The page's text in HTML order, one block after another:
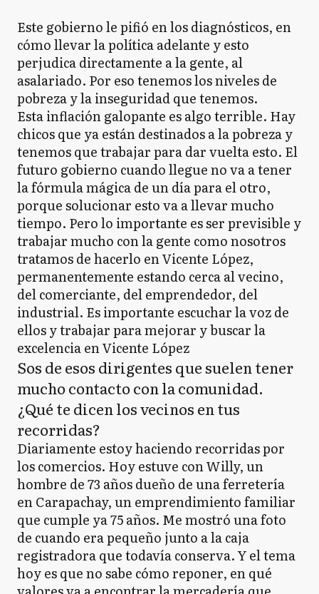
Este gobierno le pifió en los diagnósticos, en
cómo llevar la política adelante y esto
perjudica directamente a la gente, al
asalariado. Por eso tenemos los niveles de
pobreza y la inseguridad que tenemos.
Esta inflación galopante es algo terrible. Hay
chicos que ya están destinados a la pobreza y
tenemos que trabajar para dar vuelta esto. El
futuro gobierno cuando llegue no va a tener
la fórmula mágica de un día para el otro,
porque solucionar esto va a llevar mucho
tiempo. Pero lo importante es ser previsible y
trabajar mucho con la gente como nosotros
tratamos de hacerlo en Vicente López,
permanentemente estando cerca al vecino,
del comerciante, del emprendedor, del
industrial. Es importante escuchar la voz de
ellos y trabajar para mejorar y buscar la
excelencia en Vicente López
Sos de esos dirigentes que suelen tener
mucho contacto con la comunidad.
¿Qué te dicen los vecinos en tus
recorridas?
Diariamente estoy haciendo recorridas por
los comercios. Hoy estuve con Willy, un
hombre de 73 años dueño de una ferretería
en Carapachay, un emprendimiento familiar
que cumple ya 75 años. Me mostró una foto
de cuando era pequeño junto a la caja
registradora que todavía conserva. Y el tema
hoy es que no sabe cómo reponer, en qué